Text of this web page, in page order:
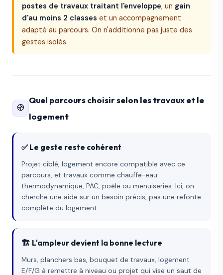
postes de travaux traitant l'enveloppe, un gain
d'au moins 2 classes et un accompagnement
adapté au parcours. On n'additionne pas juste des
gestes isolés.
🧭
Quel parcours choisir selon les travaux et le
logement
✅ Le geste reste cohérent
Projet ciblé, logement encore compatible avec ce
parcours, et travaux comme chauffe-eau
thermodynamique, PAC, poêle ou menuiseries. Ici, on
cherche une aide sur un besoin précis, pas une refonte
complète du logement.
🏗️ L'ampleur devient la bonne lecture
Murs, planchers bas, bouquet de travaux, logement
E/F/G à remettre à niveau ou projet qui vise un saut de